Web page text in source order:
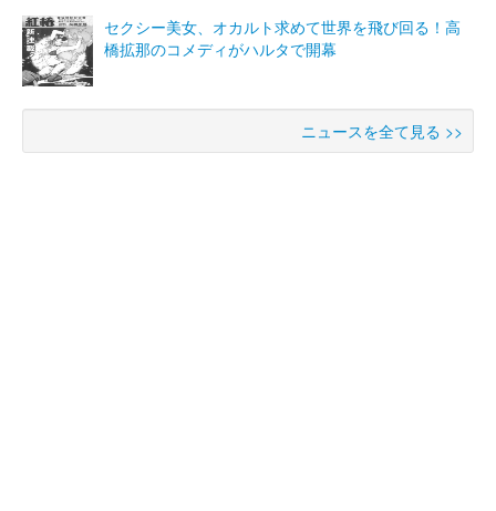
セクシー美女、オカルト求めて世界を飛び回る！高
橋拡那のコメディがハルタで開幕
ニュースを全て見る >>